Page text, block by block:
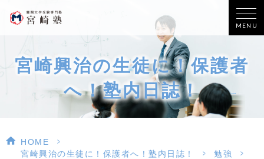
MENU
宮崎興治の生徒に！保護者
へ！塾内日誌！
HOME
>
宮崎興治の生徒に！保護者へ！塾内日誌！
> 勉強
>